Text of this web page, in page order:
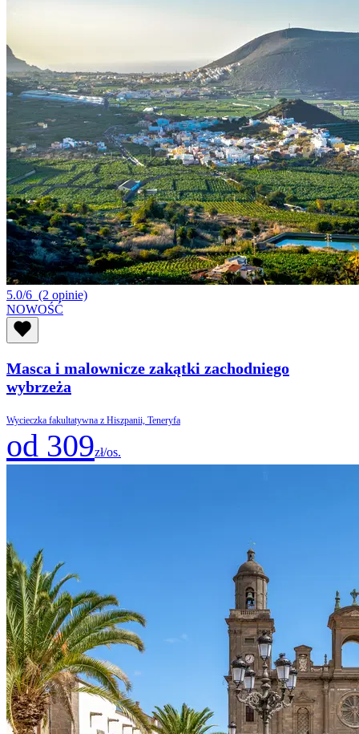
5.0/6 (2 opinie)
NOWOŚĆ
Masca i malownicze zakątki zachodniego
wybrzeża
Wycieczka fakultatywna z Hiszpanii, Teneryfa
od 309zł/os.